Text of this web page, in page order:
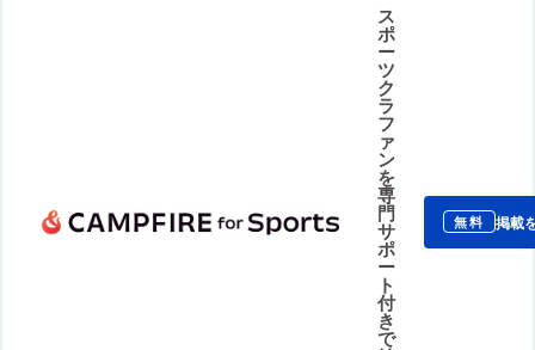
ス
ポ
ー
ツ
ク
ラ
フ
ァ
ン
を
専
門
サ
ポ
ー
ト
付
き
で
無料 掲載